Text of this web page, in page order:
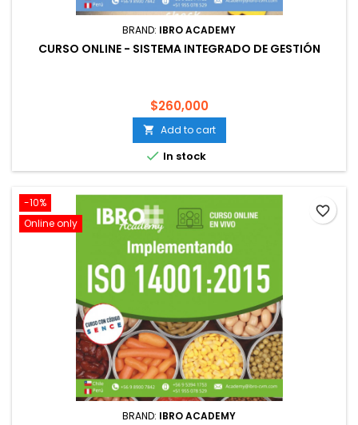
BRAND: IBRO ACADEMY
CURSO ONLINE - SISTEMA INTEGRADO DE GESTIÓN
$260,000
 Add to cart
 In stock
-10%
Online only
BRAND: IBRO ACADEMY
favorite_border